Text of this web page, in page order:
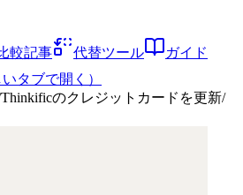
較記事 代替ツール
ガイド
いタブで開く）
Thinkificのクレジットカードを更新/